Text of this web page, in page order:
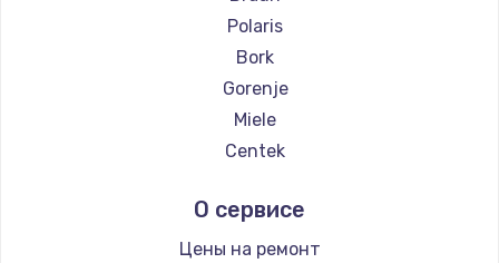
Замена температурного датчика
2500 руб.
Заказать
Замена электроконфорки
Заказать
Polaris
Bork
Gorenje
Miele
Centek
Hotpoint Ariston
DELTA
О сервисе
Цены на ремонт